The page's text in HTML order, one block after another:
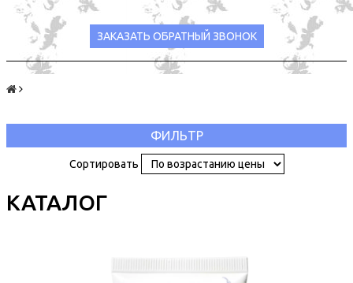
ЗАКАЗАТЬ ОБРАТНЫЙ ЗВОНОК
ФИЛЬТР
Сортировать
КАТАЛОГ